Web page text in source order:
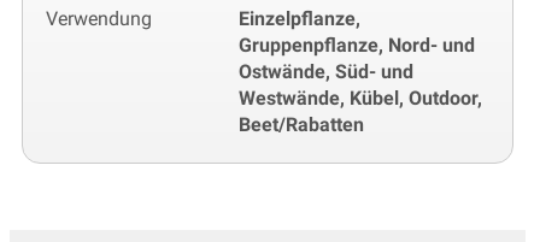
Verwendung
Einzelpflanze,
Gruppenpflanze, Nord- und
Ostwände, Süd- und
Westwände, Kübel, Outdoor,
Beet/Rabatten